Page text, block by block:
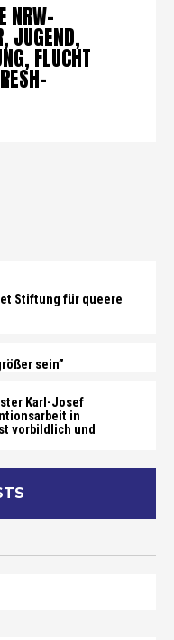
NRW-
JUGEND,
FLUCHT
Stiftung für queere
sein”
Karl-Josef
in
vorbildlich und